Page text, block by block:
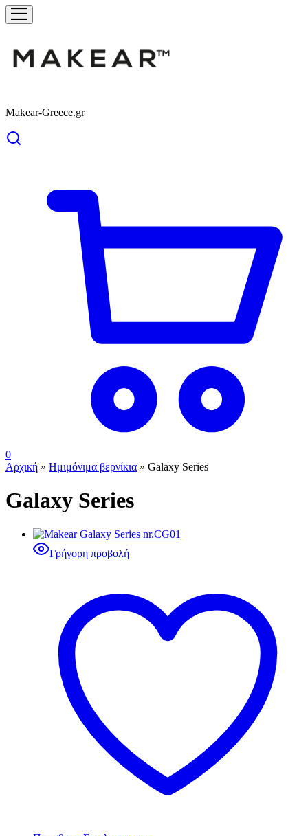
Makear-Greece.gr
0
Αρχική » Ημιμόνιμα βερνίκια » Galaxy Series
Galaxy Series
Γρήγορη προβολή